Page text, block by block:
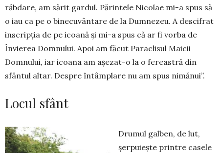
răbdare, am sărit gardul. Pă­rin­tele Nicolae mi-a spus să
o iau ca pe o binecu­vân­tare de la Dum­nezeu. A descifrat
inscripția de pe icoană și mi-a spus că ar fi vorba de
Învierea Dom­nu­lui. Apoi am făcut Paraclisul Maicii
Dom­nului, iar icoana am așe­zat-o la o fereastră din
sfân­tul altar. Despre întâmplare nu am spus nimănui”.
Locul sfânt
Drumul galben, de lut,
șer­puiește printre casele